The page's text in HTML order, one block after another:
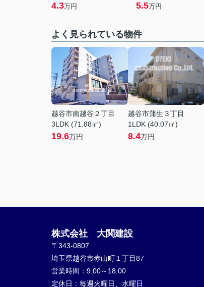
4.3万円 5.5万円
よく見られている物件
越谷市南越谷２丁目
3LDK (71.88㎡)
19.6万円
越谷市蒲生３丁目
1LDK (40.07㎡)
8.4万円
株式会社 大関建設
〒343-0807
埼玉県越谷市赤山町１丁目87
営業時間： 9:00～18:00
定休日： 毎週火曜日、水曜日